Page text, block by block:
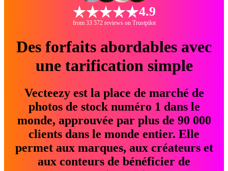
4.9
from 33 572 reviews on Trustpilot
Des forfaits abordables avec
une tarification simple
Vecteezy est la place de marché de
photos de stock numéro 1 dans le
monde, approuvée par plus de 90 000
clients dans le monde entier. Elle
permet aux marques, aux créateurs et
aux conteurs de bénéficier de